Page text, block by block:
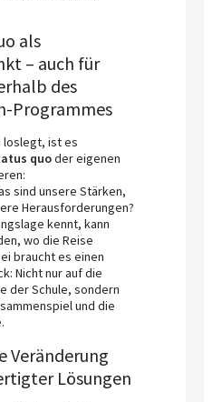
als
– auch für
des
Programmes
loslegt, ist es
quoder eigenen
sind unsere Stärken,
Herausforderungen?
kennt, kann
wo die Reise
braucht es einen
Nicht nur auf die
der Schule, sondern
und die
Veränderung
Lösungen